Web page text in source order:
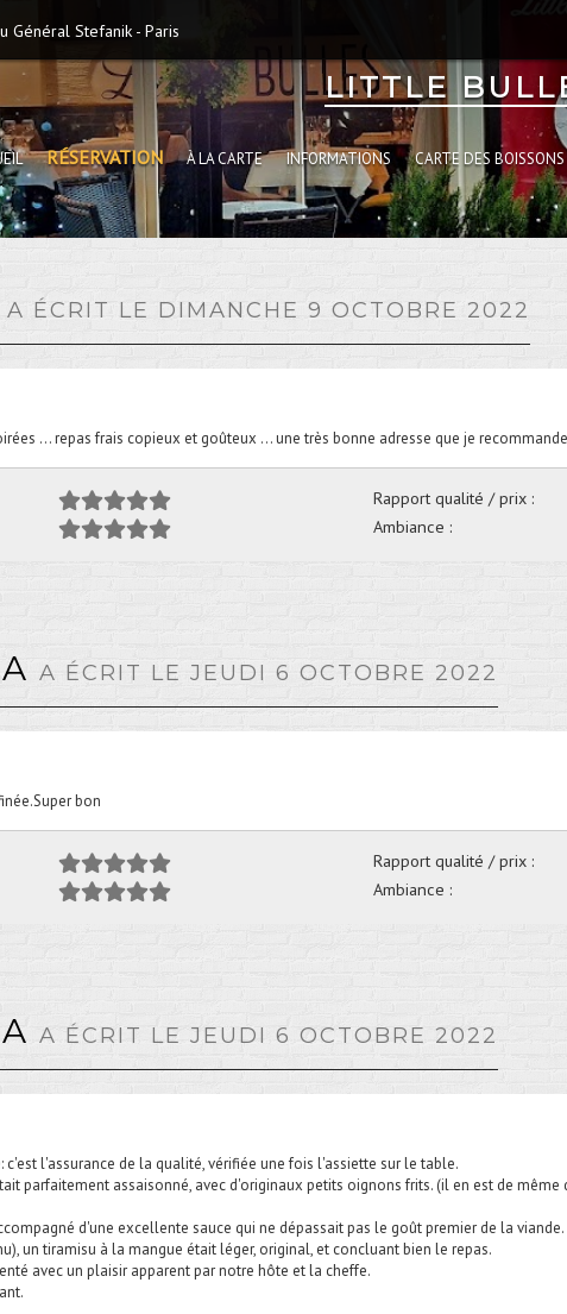
Général Stefanik - Paris
LITTLE
RÉSERVATION À LA CARTE INFORMATIONS CARTE DES BOISSONS
A ÉCRIT LE DIMANCHE 9 OCTOBRE 2022
… repas frais copieux et goûteux … une très bonne adresse que je
Rapport qualité / prix :
Ambiance :
A ÉCRIT LE JEUDI 6 OCTOBRE 2022
bon
Rapport qualité / prix :
Ambiance :
A ÉCRIT LE JEUDI 6 OCTOBRE 2022
l'assurance de la qualité, vérifiée une fois l'assiette sur le table.
parfaitement assaisonné, avec d'originaux petits oignons frits. (il en est de même
d'une excellente sauce qui ne dépassait pas le goût premier de la viande.
un tiramisu à la mangue était léger, original, et concluant bien le repas.
avec un plaisir apparent par notre hôte et la cheffe.